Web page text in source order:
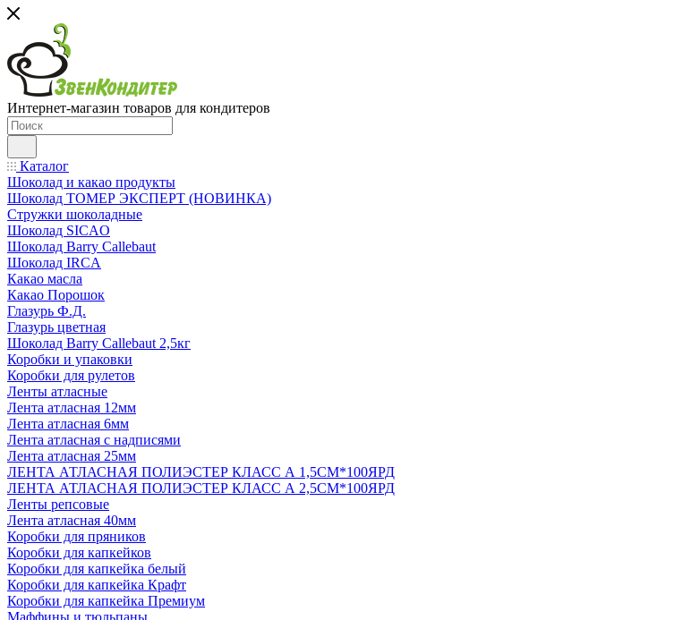
Интернет-магазин товаров для кондитеров
Каталог
Шоколад и какао продукты
Шоколад ТОМЕР ЭКСПЕРТ (НОВИНКА)
Стружки шоколадные
Шоколад SICAO
Шоколад Barry Callebaut
Шоколад IRCA
Какао масла
Какао Порошок
Глазурь Ф.Д.
Глазурь цветная
Шоколад Barry Callebaut 2,5кг
Коробки и упаковки
Коробки для рулетов
Ленты атласные
Лента атласная 12мм
Лента атласная 6мм
Лента атласная с надписями
Лента атласная 25мм
ЛЕНТА АТЛАСНАЯ ПОЛИЭСТЕР КЛАСС А 1,5СМ*100ЯРД
ЛЕНТА АТЛАСНАЯ ПОЛИЭСТЕР КЛАСС А 2,5СМ*100ЯРД
Ленты репсовые
Лента атласная 40мм
Коробки для пряников
Коробки для капкейков
Коробки для капкейка белый
Коробки для капкейка Крафт
Коробки для капкейка Премиум
Маффины и тюльпаны